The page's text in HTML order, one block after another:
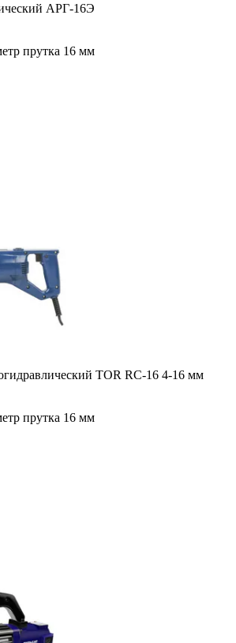
АРГ-16Э
прутка 16 мм
TOR RC-16 4-16 мм
прутка 16 мм